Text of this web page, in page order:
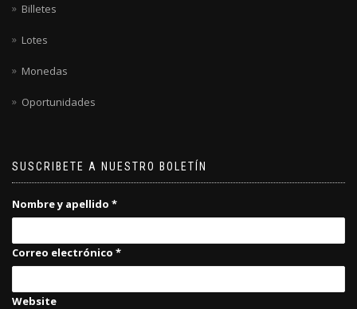
Billetes
Lotes
Monedas
Oportunidades
SUSCRIBETE A NUESTRO BOLETÍN
Nombre y apellido *
Correo electrónico *
Website